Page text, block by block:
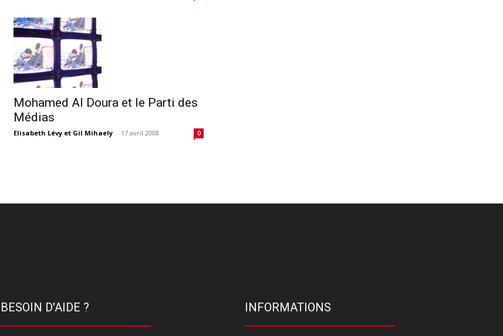
Mohamed Al Doura et le Parti des
Médias
Elisabeth Lévy et Gil Mihaely - 17 avril 2008 0
BESOIN D'AIDE ? INFORMATIONS